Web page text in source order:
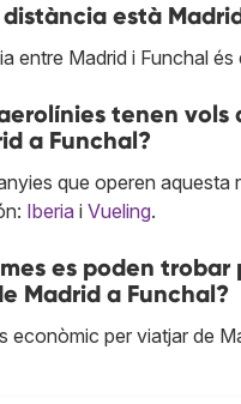
està
entre Madrid i Funchal és
tenen vols
a Funchal?
que operen aquesta
Iberia i Vueling.
es poden trobar
Madrid a Funchal?
econòmic per viatjar de